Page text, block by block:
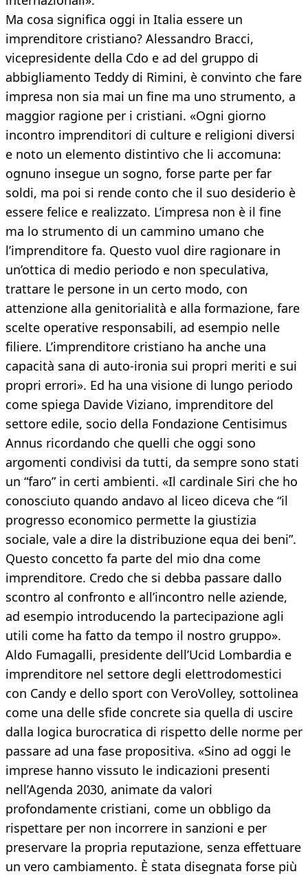
Ma cosa significa oggi in Italia essere un
imprenditore cristiano? Alessandro Bracci,
vicepresidente della Cdo e ad del gruppo di
abbigliamento Teddy di Rimini, è convinto che fare
impresa non sia mai un fine ma uno strumento, a
maggior ragione per i cristiani. «Ogni giorno
incontro imprenditori di culture e religioni diversi
e noto un elemento distintivo che li accomuna:
ognuno insegue un sogno, forse parte per far
soldi, ma poi si rende conto che il suo desiderio è
essere felice e realizzato. L’impresa non è il fine
ma lo strumento di un cammino umano che
l’imprenditore fa. Questo vuol dire ragionare in
un’ottica di medio periodo e non speculativa,
trattare le persone in un certo modo, con
attenzione alla genitorialità e alla formazione, fare
scelte operative responsabili, ad esempio nelle
filiere. L’imprenditore cristiano ha anche una
capacità sana di auto-ironia sui propri meriti e sui
propri errori». Ed ha una visione di lungo periodo
come spiega Davide Viziano, imprenditore del
settore edile, socio della Fondazione Centisimus
Annus ricordando che quelli che oggi sono
argomenti condivisi da tutti, da sempre sono stati
un “faro” in certi ambienti. «Il cardinale Siri che ho
conosciuto quando andavo al liceo diceva che “il
progresso economico permette la giustizia
sociale, vale a dire la distribuzione equa dei beni”.
Questo concetto fa parte del mio dna come
imprenditore. Credo che si debba passare dallo
scontro al confronto e all’incontro nelle aziende,
ad esempio introducendo la partecipazione agli
utili come ha fatto da tempo il nostro gruppo».
Aldo Fumagalli, presidente dell’Ucid Lombardia e
imprenditore nel settore degli elettrodomestici
con Candy e dello sport con VeroVolley, sottolinea
come una delle sfide concrete sia quella di uscire
dalla logica burocratica di rispetto delle norme per
passare ad una fase propositiva. «Sino ad oggi le
imprese hanno vissuto le indicazioni presenti
nell’Agenda 2030, animate da valori
profondamente cristiani, come un obbligo da
rispettare per non incorrere in sanzioni e per
preservare la propria reputazione, senza effettuare
un vero cambiamento. È stata disegnata forse più